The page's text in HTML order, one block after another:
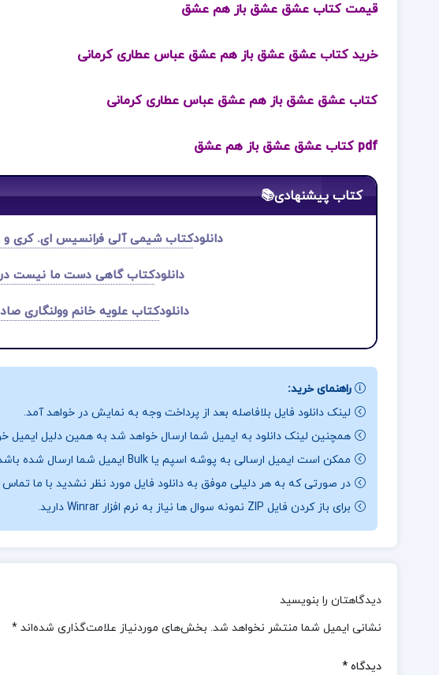
قیمت کتاب عشق عشق باز هم عشق
خرید کتاب عشق عشق باز هم عشق عباس عطاری کرمانی
کتاب عشق عشق باز هم عشق عباس عطاری کرمانی
pdf کتاب عشق عشق باز هم عشق
کتاب پیشنهادی📚
دانلودکتاب شیمی آلی فرانسیس ای. کری و
دانلودکتاب گاهی دست ما نیست
دانلودکتاب علویه خانم وولنگاری
راهنمای خرید:
لینک دانلود فایل بلافاصله بعد از پرداخت وجه به نمایش در خواهد آمد.
همچنین لینک دانلود به ایمیل شما ارسال خواهد شد به همین دلیل ایمیل
ممکن است ایمیل ارسالی به پوشه اسپم یا Bulk ایمیل شما ارسال شده باشد.
در صورتی که به هر دلیلی موفق به دانلود فایل مورد نظر نشدید با ما تماس
برای باز کردن فایل ZIP نمونه سوال ها نیاز به نرم افزار Winrar دارید.
دیدگاهتان را بنویسید
نشانی ایمیل شما منتشر نخواهد شد. بخش‌های موردنیاز علامت‌گذاری شده‌اند*
دیدگاه*